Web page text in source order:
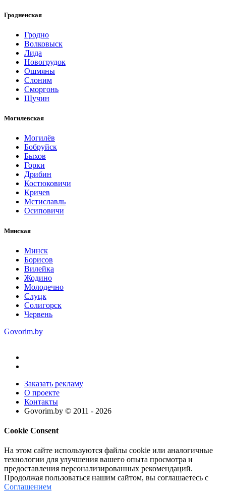
Гродненская
Гродно
Волковыск
Лида
Новогрудок
Ошмяны
Слоним
Сморгонь
Щучин
Могилевская
Могилёв
Бобруйск
Быхов
Горки
Дрибин
Костюковичи
Кричев
Мстиславль
Осиповичи
Минская
Минск
Борисов
Вилейка
Жодино
Молодечно
Слуцк
Солигорск
Червень
Govorim.by
Заказать рекламу
О проекте
Контакты
Govorim.by © 2011 - 2026
Cookie Consent
На этом сайте используются файлы cookie или аналогичные
технологии для улучшения вашего опыта просмотра и
предоставления персонализированных рекомендаций.
Продолжая пользоваться нашим сайтом, вы соглашаетесь с
Соглашением